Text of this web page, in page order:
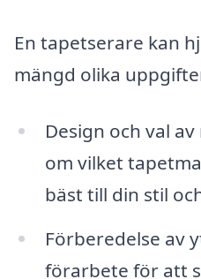
En tapetserare kan
mängd olika
Design och val
om vilket
bäst till din stil
Förberedelse av
förarbete för att